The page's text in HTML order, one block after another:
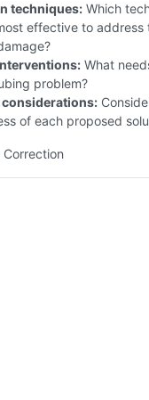
techniques: Which
effective to address
What
problem?
considerations:
of each proposed
Correction